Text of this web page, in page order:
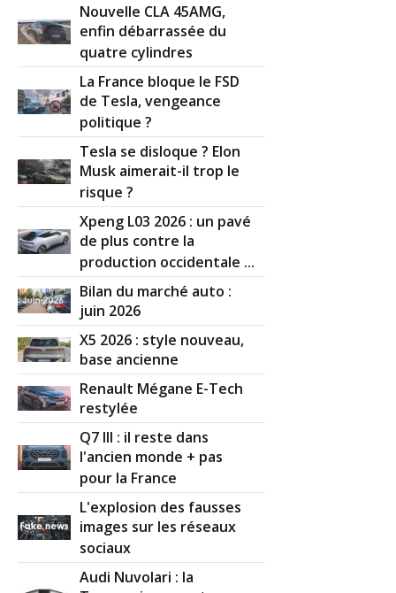
Nouvelle CLA 45AMG,
enfin débarrassée du
quatre cylindres
La France bloque le FSD
de Tesla, vengeance
politique ?
Tesla se disloque ? Elon
Musk aimerait-il trop le
risque ?
Xpeng L03 2026 : un pavé
de plus contre la
production occidentale ...
Bilan du marché auto :
juin 2026
X5 2026 : style nouveau,
base ancienne
Renault Mégane E-Tech
restylée
Q7 III : il reste dans
l'ancien monde + pas
pour la France
L'explosion des fausses
images sur les réseaux
sociaux
Audi Nuvolari : la